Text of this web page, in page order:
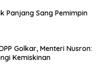
Panjang Sang Pemimpin
Golkar, Menteri Nusron:
Kemiskinan